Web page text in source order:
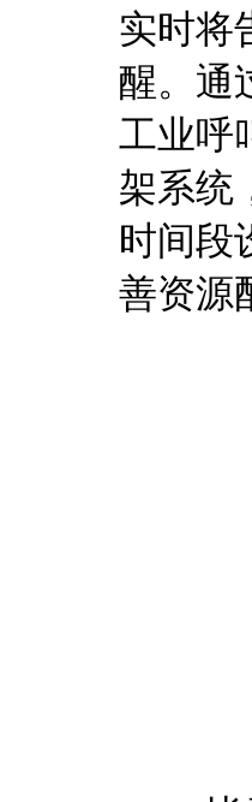
实时将
醒。通
工业呼
架系统
时间段
善资源